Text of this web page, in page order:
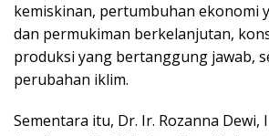
kemiskinan, pertumbuhan ekonomi
dan permukiman berkelanjutan,
produksi yang bertanggung jawab,
perubahan iklim.
Sementara itu, Dr. Ir. Rozanna Dewi,